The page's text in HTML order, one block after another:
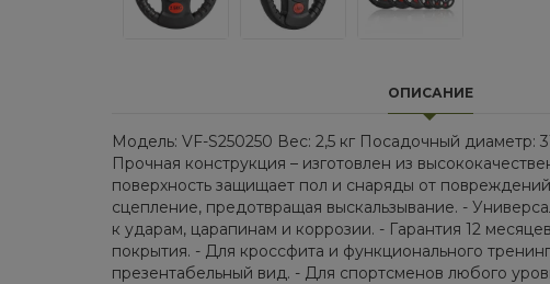
ОПИСАНИЕ
Модель: VF-S250250 Вес: 2,5 кг Посадочный
Прочная конструкция – изготовлен из
поверхность защищает пол и снаряды от
сцепление, предотвращая выскальзывание. -
к ударам, царапинам и коррозии. - Гарантия 12
покрытия. - Для кроссфита и функционального
презентабельный вид. - Для спортсменов любого